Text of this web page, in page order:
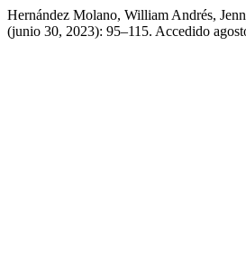
Hernández Molano, William Andrés,
(junio 30, 2023): 95–115. Accedido